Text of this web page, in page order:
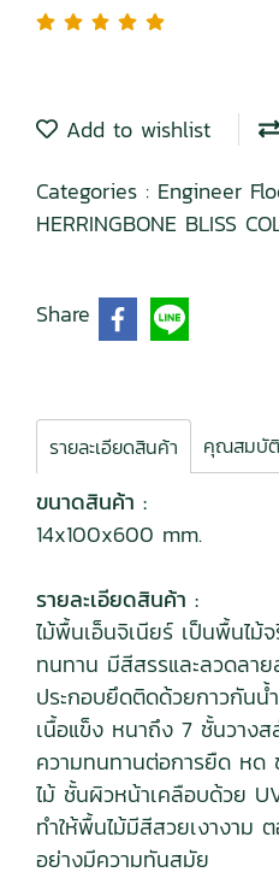
Add to wishlist
Categories : Engineer
HERRINGBONE BLISS
Share
รายละเอียดสินค้า คุณสมบัติ
ขนาดสินค้า :
14x100x600 mm.
รายละเอียดสินค้า :
ไม้พื้นเอ็นจิเนียร์ เป็นพื้นไม้
ทนทาน มีสีสรรและลวดลา
ประกอบยึดติดด้วยกาวกันน้
เนื้อแข็ง หนาถึง 7 ชั้นวาง
ความทนทานต่อการยืด หด
ไม้ ชั้นผิวหน้าเคลือบด้วย
ทำให้พื้นไม้มีสีสวยเงางาม
อย่างมีความทันสมัย